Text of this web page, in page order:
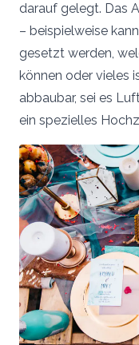
darauf gelegt. Das
– beispielweise
gesetzt werden,
können oder vieles
abbaubar, sei es
ein spezielles